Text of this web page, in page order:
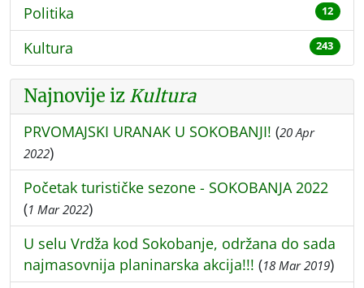
Politika 12
Kultura 243
Najnovije iz Kultura
PRVOMAJSKI URANAK U SOKOBANJI! (20 Apr
2022)
Početak turističke sezone - SOKOBANJA 2022
(1 Mar 2022)
U selu Vrdža kod Sokobanje, održana do sada
najmasovnija planinarska akcija!!! (18 Mar 2019)